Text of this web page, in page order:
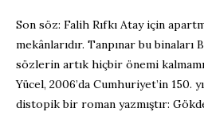
Son söz: Falih Rıfkı Atay için
mekânlarıdır. Tanpınar bu binaları
sözlerin artık hiçbir önemi
Yücel, 2006’da Cumhuriyet’in 150.
distopik bir roman yazmıştır: